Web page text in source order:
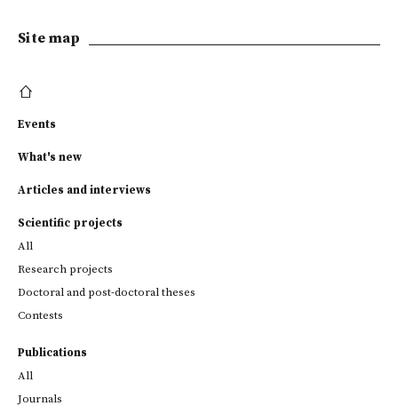
Site map
Events
What's new
Articles and interviews
Scientific projects
All
Research projects
Doctoral and post-doctoral theses
Contests
Publications
All
Journals